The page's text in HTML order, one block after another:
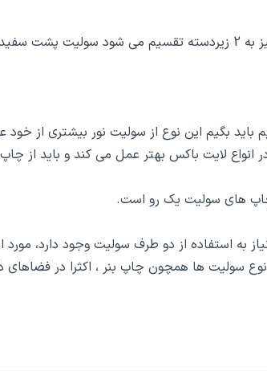
به صورت کلی چاپ سولیت به دو نوع چاپ تقسیم بندی می شود: یک رو و دو رو؛ چاپ یک رو
بگیم این نوع از سولیت نور بیشتری از خود
انواع لایت باکس بهتر عمل می کند و باید از
های سولیت یک رو است.
استفاده از دو طرف سولیت وجود دارد، مورد
سولیت ها همچون چاپ بنر ، اکثرا در فضاهای